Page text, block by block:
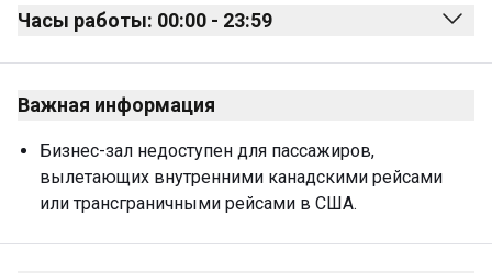
Часы работы: 00:00 - 23:59
Monday 00:00 - 23:59
Tuesday
Wednesday
Thursday 00:00 - 23:59
Важная информация
Бизнес-зал недоступен для пассажиров,
вылетающих внутренними канадскими рейсами
или трансграничными рейсами в США.